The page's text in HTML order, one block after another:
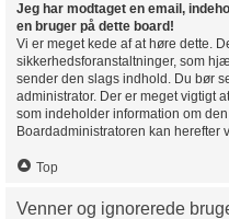
Jeg har modtaget en email,
en bruger på dette board!
Vi er meget kede af at høre dette.
sikkerhedsforanstaltninger, som
sender den slags indhold. Du bør
administrator. Der er meget vigtigt
som indeholder information om
Boardadministratoren kan herefter
Top
Venner og ignorerede